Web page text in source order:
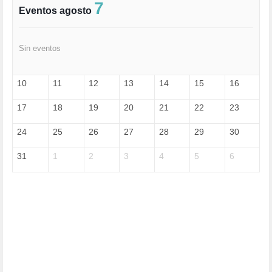
FELICIDAD (1)
FRANCISCO (5)
GUERRA (133)
HUMOR (1)
IA (1)
INMIGRACIÓN (145)
Eventos agosto 7
Sin eventos
10 11 12 13 14 15 16
17 18 19 20 21 22 23
24 25 26 27 28 29 30
31 1 2 3 4 5 6